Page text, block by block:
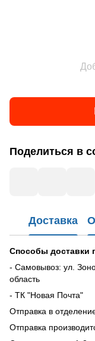
Поделиться в
Доставка
Способы доставки
- Самовывоз: ул.
область
- ТК "Новая Почта"
Отправка в
Отправка